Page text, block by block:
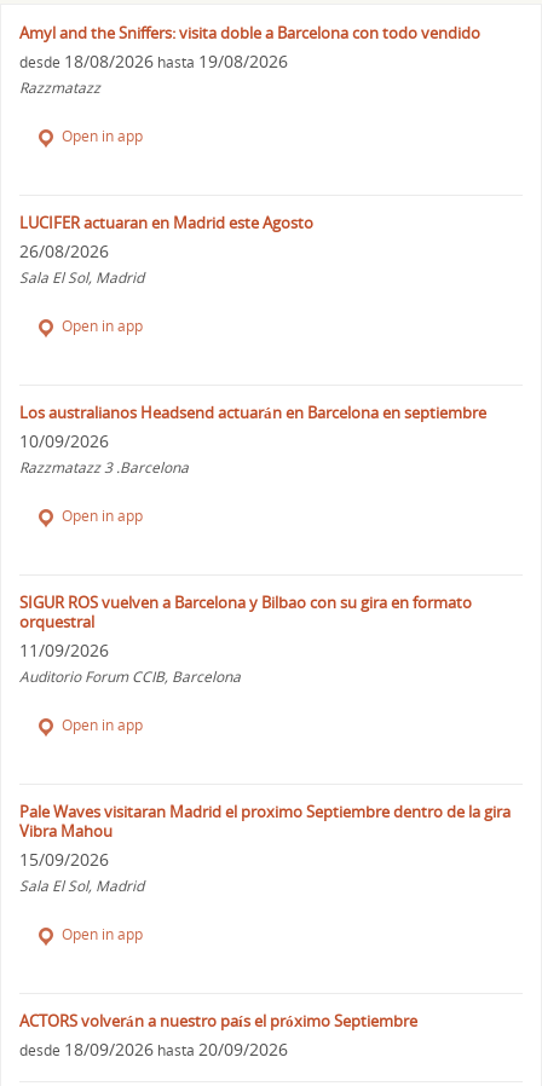
Amyl and the Sniffers: visita doble a Barcelona con todo vendido
desde 18/08/2026 hasta 19/08/2026
Razzmatazz
Open in app
LUCIFER actuaran en Madrid este Agosto
26/08/2026
Sala El Sol, Madrid
Open in app
Los australianos Headsend actuarán en Barcelona en septiembre
10/09/2026
Razzmatazz 3 .Barcelona
Open in app
SIGUR ROS vuelven a Barcelona y Bilbao con su gira en formato
orquestral
11/09/2026
Auditorio Forum CCIB, Barcelona
Open in app
Pale Waves visitaran Madrid el proximo Septiembre dentro de la gira
Vibra Mahou
15/09/2026
Sala El Sol, Madrid
Open in app
ACTORS volverán a nuestro país el próximo Septiembre
desde 18/09/2026 hasta 20/09/2026